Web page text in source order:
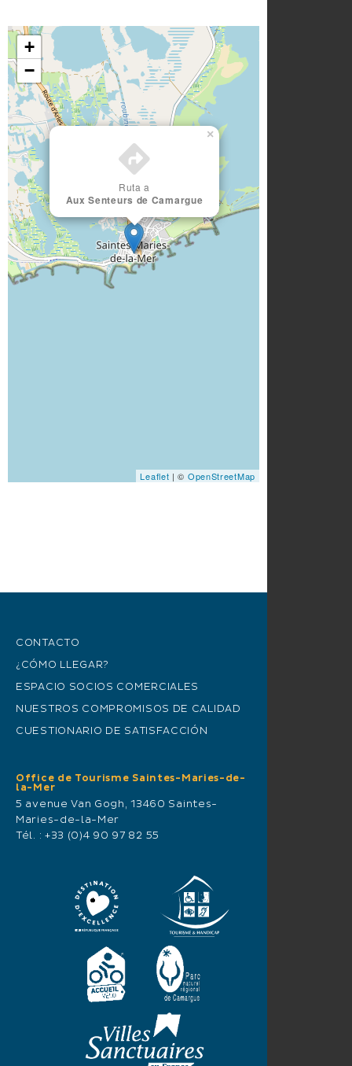
Ruta a
Aux Senteurs de Camargue
×
+
−
Leaflet | © OpenStreetMap
CONTACTO
¿CÓMO LLEGAR?
ESPACIO SOCIOS COMERCIALES
NUESTROS COMPROMISOS DE CALIDAD
CUESTIONARIO DE SATISFACCIÓN
Office de Tourisme Saintes-Maries-de-
la-Mer
5 avenue Van Gogh, 13460 Saintes-
Maries-de-la-Mer
Tél. : +33 (0)4 90 97 82 55